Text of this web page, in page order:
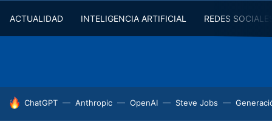
ACTUALIDAD INTELIGENCIA ARTIFICIAL REDES
HOY SE HABLA DE
ChatGPT Anthropic OpenAI Steve Jobs